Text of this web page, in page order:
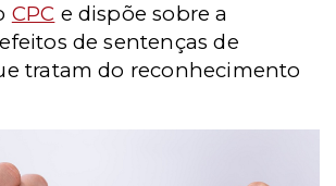
CPC e dispõe sobre a
de sentenças de
tratam do reconhecimento